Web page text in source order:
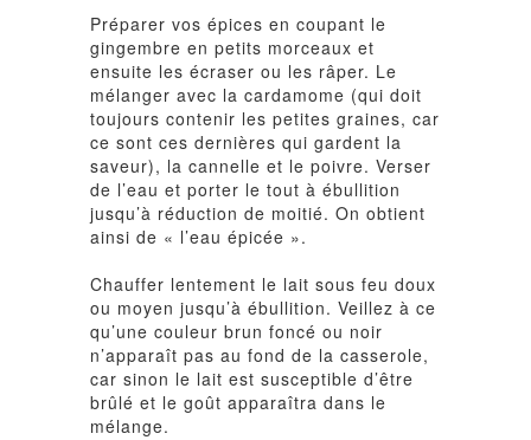
Préparer vos épices en coupant le
gingembre en petits morceaux et
ensuite les écraser ou les râper. Le
mélanger avec la cardamome (qui doit
toujours contenir les petites graines, car
ce sont ces dernières qui gardent la
saveur), la cannelle et le poivre. Verser
de l’eau et porter le tout à ébullition
jusqu’à réduction de moitié. On obtient
ainsi de « l’eau épicée ».
Chauffer lentement le lait sous feu doux
ou moyen jusqu’à ébullition. Veillez à ce
qu’une couleur brun foncé ou noir
n’apparaît pas au fond de la casserole,
car sinon le lait est susceptible d’être
brûlé et le goût apparaîtra dans le
mélange.